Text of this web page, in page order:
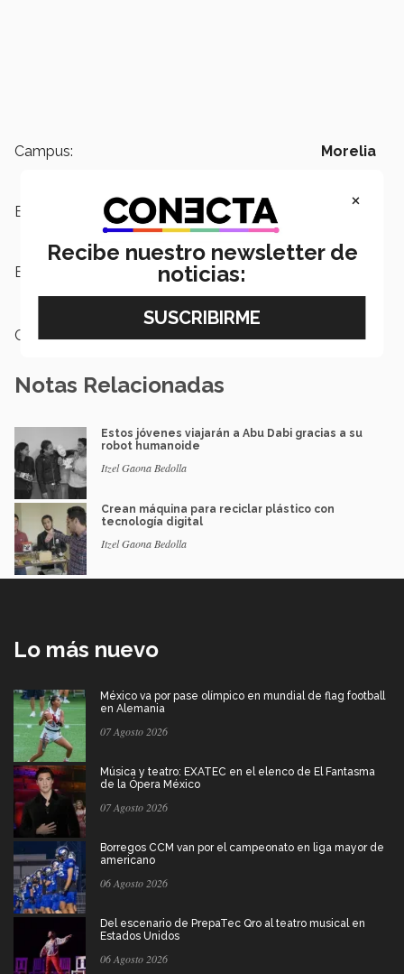
Campus: Morelia
Escuelas: Humanidades y Educación
Etiquetas: Emprendimiento ,
Categoría:
Notas Relacionadas
Estos jóvenes viajarán a Abu Dabi gracias a su
robot humanoide
Itzel Gaona Bedolla
Crean máquina para reciclar plástico con
tecnología digital
Itzel Gaona Bedolla
Lo más nuevo
México va por pase olímpico en mundial de flag football
en Alemania
07 Agosto 2026
Música y teatro: EXATEC en el elenco de El Fantasma
de la Ópera México
07 Agosto 2026
Borregos CCM van por el campeonato en liga mayor de
americano
06 Agosto 2026
Del escenario de PrepaTec Qro al teatro musical en
Estados Unidos
06 Agosto 2026
×
Recibe nuestro newsletter de
noticias: